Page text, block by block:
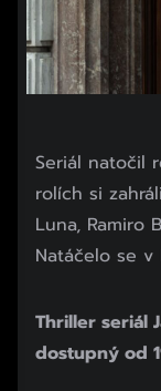
Seriál natočil
rolích si
Luna, Ramiro
Natáčelo se
Thriller seriál
dostupný od